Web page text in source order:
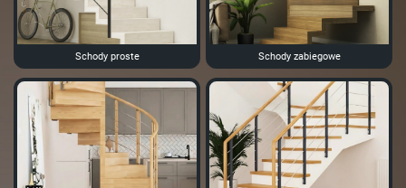
Schody proste Schody zabiegowe